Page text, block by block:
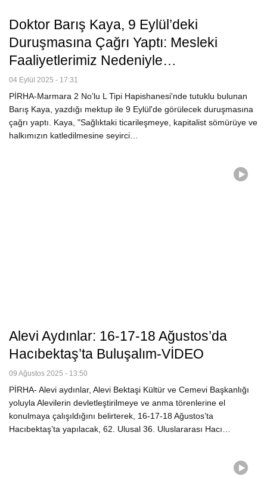
Doktor Barış Kaya, 9 Eylül’deki
Duruşmasına Çağrı Yaptı: Mesleki
Faaliyetlerimiz Nedeniyle…
04 Eylül 2025 - 17:31
PİRHA-Marmara 2 No’lu L Tipi Hapishanesi'nde tutuklu bulunan
Barış Kaya, yazdığı mektup ile 9 Eylül'de görülecek duruşmasına
çağrı yaptı. Kaya, "Sağlıktaki ticarileşmeye, kapitalist sömürüye ve
halkımızın katledilmesine seyirci…
Alevi Aydınlar: 16-17-18 Ağustos’da
Hacıbektaş’ta Buluşalım-VİDEO
09 Ağustos 2025 - 13:50
PİRHA- Alevi aydınlar, Alevi Bektaşi Kültür ve Cemevi Başkanlığı
yoluyla Alevilerin devletleştirilmeye ve anma törenlerine el
konulmaya çalışıldığını belirterek, 16-17-18 Ağustos’ta
Hacıbektaş’ta yapılacak, 62. Ulusal 36. Uluslararası Hacı…